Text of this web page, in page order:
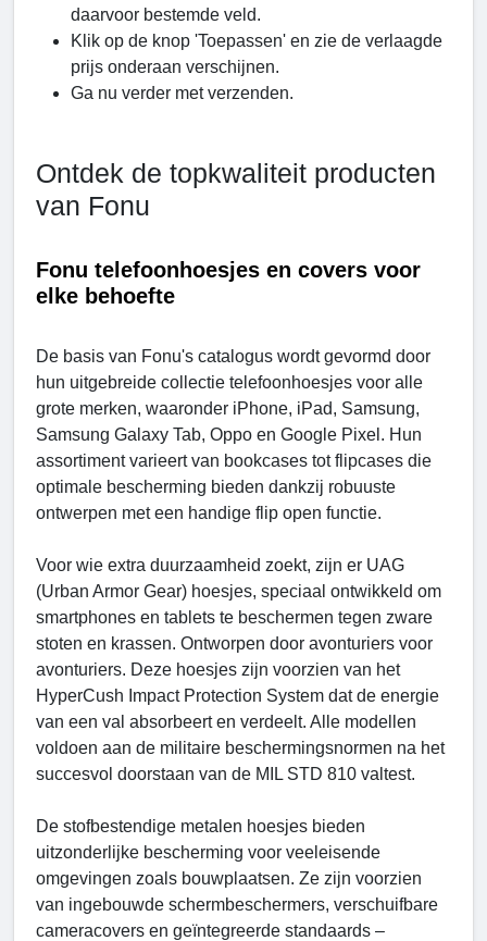
daarvoor bestemde veld.
Klik op de knop 'Toepassen' en zie de verlaagde
prijs onderaan verschijnen.
Ga nu verder met verzenden.
Ontdek de topkwaliteit producten
van Fonu
Fonu telefoonhoesjes en covers voor
elke behoefte
De basis van Fonu's catalogus wordt gevormd door
hun uitgebreide collectie telefoonhoesjes voor alle
grote merken, waaronder iPhone, iPad, Samsung,
Samsung Galaxy Tab, Oppo en Google Pixel. Hun
assortiment varieert van bookcases tot flipcases die
optimale bescherming bieden dankzij robuuste
ontwerpen met een handige flip open functie.
Voor wie extra duurzaamheid zoekt, zijn er UAG
(Urban Armor Gear) hoesjes, speciaal ontwikkeld om
smartphones en tablets te beschermen tegen zware
stoten en krassen. Ontworpen door avonturiers voor
avonturiers. Deze hoesjes zijn voorzien van het
HyperCush Impact Protection System dat de energie
van een val absorbeert en verdeelt. Alle modellen
voldoen aan de militaire beschermingsnormen na het
succesvol doorstaan ​​van de MIL STD 810 valtest.
De stofbestendige metalen hoesjes bieden
uitzonderlijke bescherming voor veeleisende
omgevingen zoals bouwplaatsen. Ze zijn voorzien
van ingebouwde schermbeschermers, verschuifbare
cameracovers en geïntegreerde standaards –